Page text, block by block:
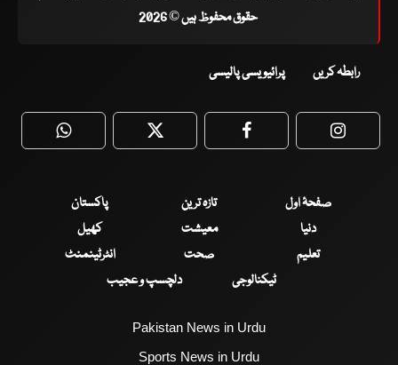
حقوق محفوظ ہیں © 2026
رابطہ کریں پرائیویسی پالیسی
WhatsApp Twitter Facebook
صفحۂ اول تازہ ترین
پاکستان
دنیا
معیشت
کھیل
تعلیم
صحت
انٹرٹینمنٹ
ٹیکنالوجی
دلچسپ و عجیب
Pakistan News in Urdu
Sports News in Urdu